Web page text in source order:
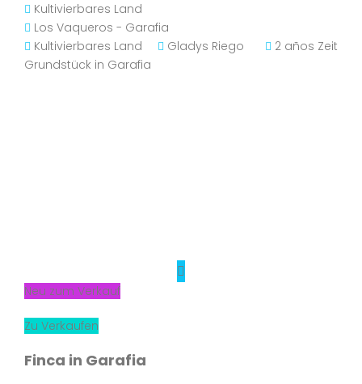
Kultivierbares Land
Los Vaqueros - Garafia
Kultivierbares Land
Gladys Riego
2 años Zeit
Grundstück in Garafia
Neu zum Verkauf
Zu Verkaufen
Finca in Garafia